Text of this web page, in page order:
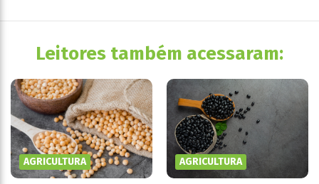
Leitores também acessaram:
AGRICULTURA AGRICULTURA